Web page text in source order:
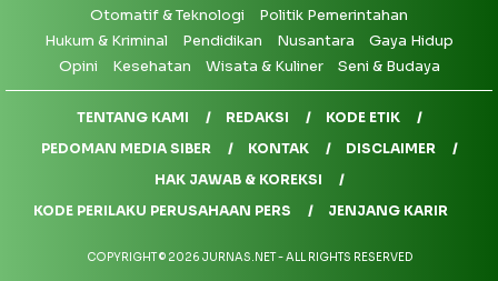
Otomatif & Teknologi
Politik Pemerintahan
Hukum & Kriminal
Pendidikan Nusantara
Gaya Hidup
Opini
Kesehatan Wisata & Kuliner Seni & Budaya
TENTANG KAMI REDAKSI
KODE ETIK
PEDOMAN MEDIA SIBER
KONTAK
DISCLAIMER
HAK JAWAB & KOREKSI
KODE PERILAKU PERUSAHAAN PERS
JENJANG KARIR
COPYRIGHT © 2026 JURNAS.NET - ALL RIGHTS RESERVED